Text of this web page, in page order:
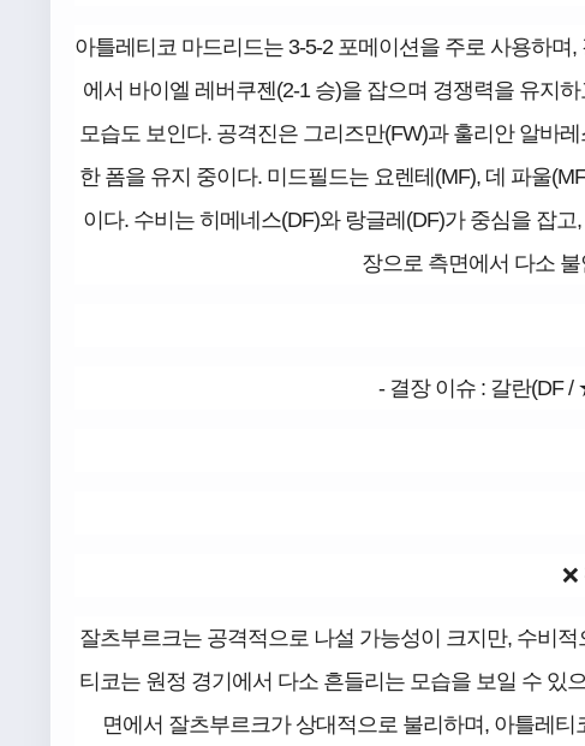
아틀레티코 마드리드는 3-5-2 포메이션을 주로 사용하
에서 바이엘 레버쿠젠(2-1 승)을 잡으며 경쟁력을 유지
모습도 보인다. 공격진은 그리즈만(FW)과 훌리안 알바
한 폼을 유지 중이다. 미드필드는 요렌테(MF), 데 파울
이다. 수비는 히메네스(DF)와 랑글레(DF)가 중심을 잡
장으로 측면에서 다소
- 결장 이슈 : 갈란
잘츠부르크는 공격적으로 나설 가능성이 크지만, 수비
티코는 원정 경기에서 다소 흔들리는 모습을 보일 수 있
면에서 잘츠부르크가 상대적으로 불리하며, 아틀레